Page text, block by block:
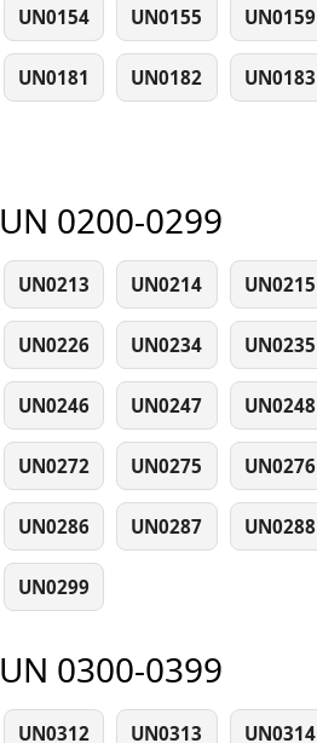
UN0154 UN0155 UN0159
UN0181 UN0182 UN0183
UN 0200-0299
UN0213 UN0214 UN0215
UN0226 UN0234 UN0235
UN0246 UN0247 UN0248
UN0272 UN0275 UN0276
UN0286 UN0287 UN0288
UN0299
UN 0300-0399
UN0312 UN0313 UN0314